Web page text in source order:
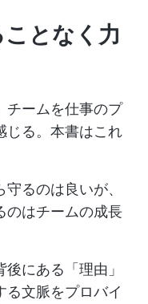
となく力
チームを仕事のプ
じる。本書はこれ
るのは良いが、
のはチームの成長
にある「理由」
る文脈をプロバイ